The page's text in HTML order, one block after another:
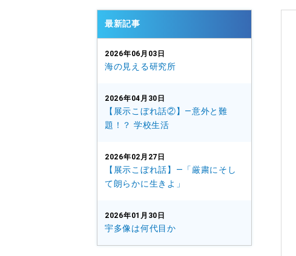
最新記事
2026年06月03日
海の見える研究所
2026年04月30日
【展示こぼれ話②】—意外と難
題！？ 学校生活
2026年02月27日
【展示こぼれ話】—「厳粛にそし
て朗らかに生きよ」
2026年01月30日
宇多像は何代目か